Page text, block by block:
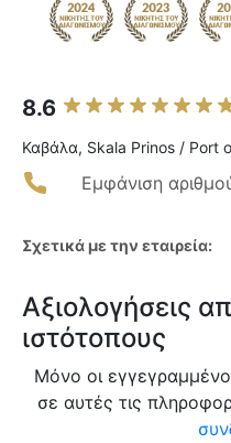
8.6
Καβάλα, Skala Prinos / Port
Εμφάνιση
Σχετικά με την εταιρεία:
Αξιολογήσεις
ιστότοπους
Μόνο οι
σε αυτές τις